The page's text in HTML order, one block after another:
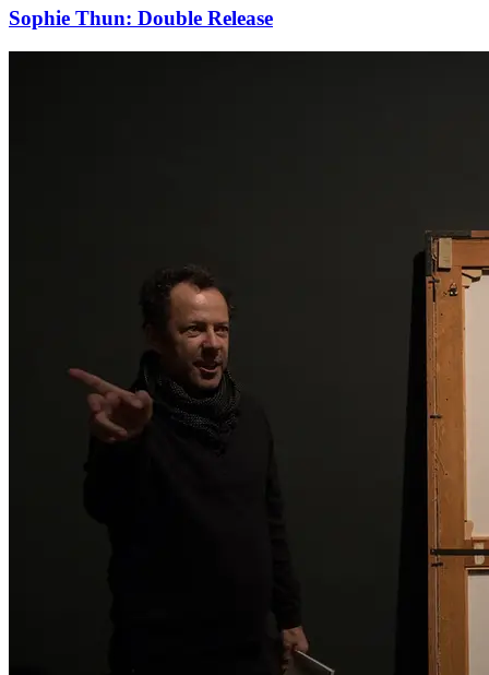
Sophie Thun: Double Release